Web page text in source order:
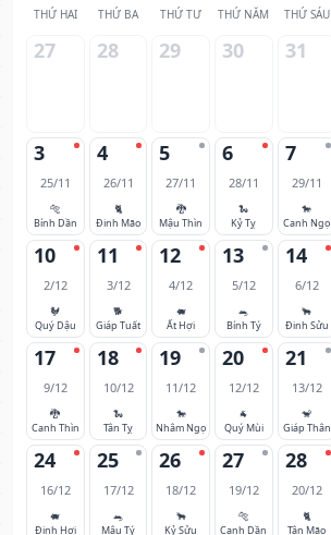
THỨ HAI THỨ BA THỨ TƯ THỨ NĂM THỨ SÁU
27 28 29 30 31
3
25/11
🐅
Bính Dần
4
26/11
🐈
Đinh Mão
5
27/11
🐉
Mậu Thìn
6
28/11
🐍
Kỷ Tỵ
7
29/11
🐎
Canh Ngọ
10
2/12
🐓
Quý Dậu
11
3/12
🐕
Giáp Tuất
12
4/12
🐖
Ất Hợi
13
5/12
🐀
Bính Tý
14
6/12
🐂
Đinh Sửu
17
9/12
🐉
Canh Thìn
18
10/12
🐍
Tân Tỵ
19
11/12
🐎
Nhâm Ngọ
20
12/12
🐐
Quý Mùi
21
13/12
🐒
Giáp Thân
24
16/12
🐖
Đinh Hợi
25
17/12
🐀
Mậu Tý
26
18/12
🐂
Kỷ Sửu
27
19/12
🐅
Canh Dần
28
20/12
🐈
Tân Mão